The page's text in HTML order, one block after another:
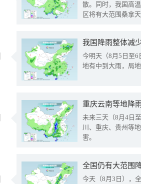
散。同时，我国高
区将有大范围桑拿天
我国降雨整体减
今明天（8月5日至
地有中到大雨，局
重庆云南等地降
未来三天（8月4日
川、重庆、贵州等
害。
全国仍有大范围
今天（8月3日），